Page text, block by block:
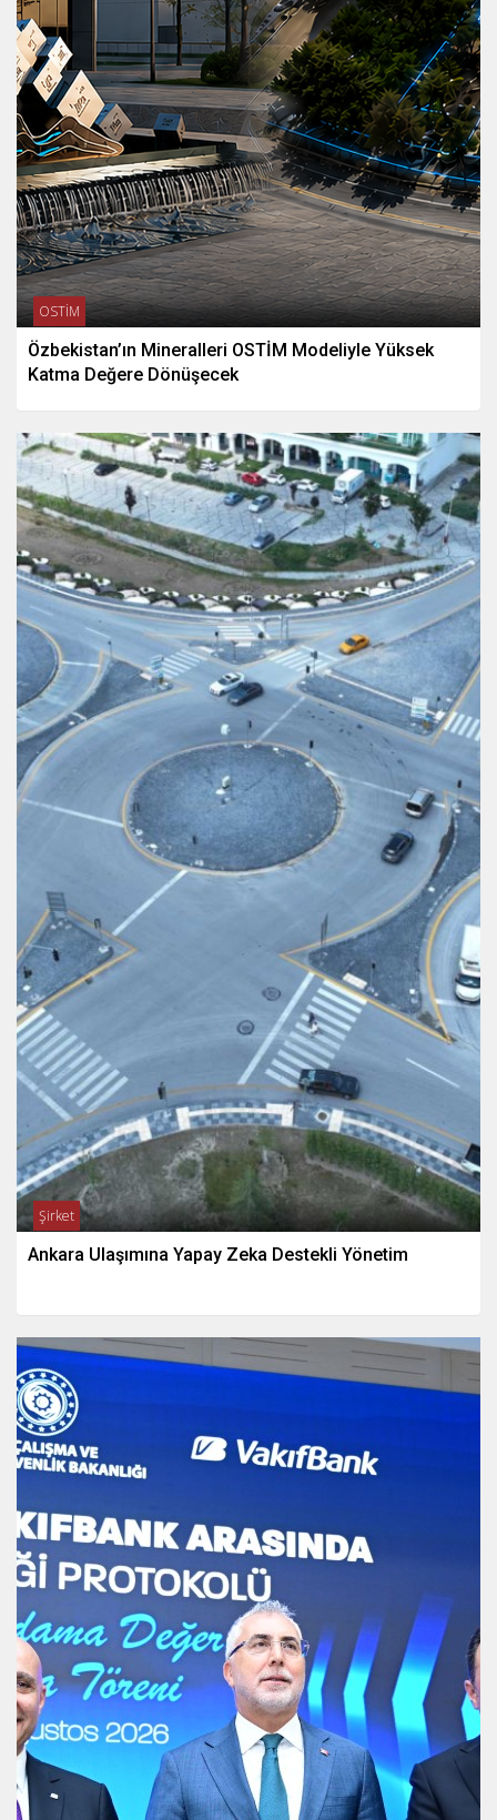
OSTİM
Özbekistan’ın Mineralleri OSTİM Modeliyle Yüksek
Katma Değere Dönüşecek
Şirket
Ankara Ulaşımına Yapay Zeka Destekli Yönetim